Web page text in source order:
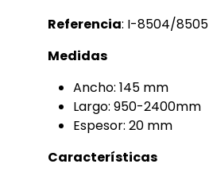
Referencia: I-8504/8505
Medidas
Ancho: 145 mm
Largo: 950-2400mm
Espesor: 20 mm
Características